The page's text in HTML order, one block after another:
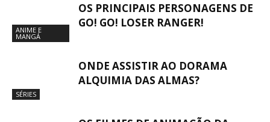
ANIME E
MANGÁ
OS PRINCIPAIS PERSONAGENS DE
GO! GO! LOSER RANGER!
SÉRIES
ONDE ASSISTIR AO DORAMA
ALQUIMIA DAS ALMAS?